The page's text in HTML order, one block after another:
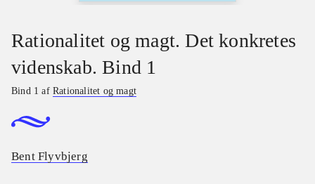
Rationalitet og magt. Det konkretes
videnskab. Bind 1
Bind 1 afRationalitet og magt
Bent Flyvbjerg